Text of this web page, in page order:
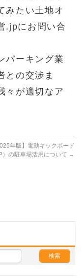
みたい土地オ
.jpにお問い合
パーキング業
との交渉ま
々が適切なア
年版】電動キックボード
）の駐車場活用について →